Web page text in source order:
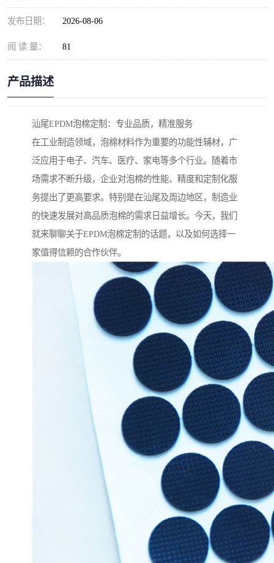
发布日期： 2026-08-06
阅 读 量： 81
产品描述
汕尾EPDM泡棉定制：专业品质，精准服务
在工业制造领域，泡棉材料作为重要的功能性辅材，广
泛应用于电子、汽车、医疗、家电等多个行业。随着市
场需求不断升级，企业对泡棉的性能、精度和定制化服
务提出了更高要求。特别是在汕尾及周边地区，制造业
的快速发展对高品质泡棉的需求日益增长。今天，我们
就来聊聊关于EPDM泡棉定制的话题，以及如何选择一
家值得信赖的合作伙伴。